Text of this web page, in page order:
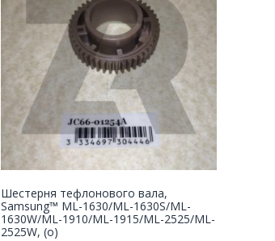
Шестерня тефлонового вала,
Samsung™ ML-1630/ML-1630S/ML-
1630W/ML-1910/ML-1915/ML-2525/ML-
2525W, (о)